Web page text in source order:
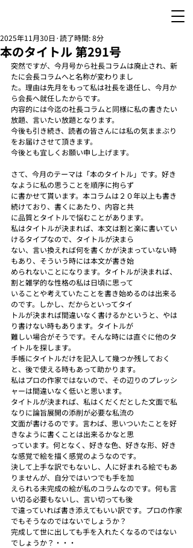
本のタイトル 第291号
2025年11月30日 読了時間: 8分
突然ですが、今月号から社長コラムは廃止され、新
たに会長コラムへと名称が変わりまし
た。理由は先月をもって私は社長を退任し、今月か
ら会長へ就任したからです。
内容的には今迄の社長コラムと同様に私の書きたい
放題、言いたい放題となります。
今後も引き続き、読者の皆さんには私の気ままぶり
をお届けさせて頂きます。
今後とも宜しくお願い申し上げます。
さて、今月のテーマは「本のタイトル」です。好き
なように私の思うことを順序に拘らず
に書かせて貰います。本コラムは２０年以上も書き
続けており、書くにあたり、内容と共
に品質とタイトルで悩むことがあります。
私はタイトルが決まれば、本文は割と楽に書いてい
けるタイプなので、タイトルが決まら
ない、言い換えれば何を書くかが決まっていない時
もあり、そういう時には本文が書き始
められないことになります。タイトルが決まれば、
割と雑学的な性格の私は日頃に思って
いることや考えていたことを書き始めるのは出来る
のです。しかし、だからといってタイ
トルが決まれば間違いなく書けるかというと、やは
り書けない時もあります。タイトルが
難しい場合がそうです。そんな時には直ぐに他のタ
イトルを探します。
手帳にタイトルだけを記入して幾つか残しておく
と、後で使える時もあって助かります。
私はプロの作家ではないので、その辺りのプレッシ
ャーは間違いなく低いと思います。
タイトルが決まれば、私はくだくだとした文面で私
なりに論旨展開の添削が必要な私流の
文面が書けるのです。言わば、思いついたことを好
きなように書くことは出来るかなと思
っています。何となく、好きな色、好きな形、好き
な感覚で絵を描く感覚のようなのです。
決して上手な訳でもないし、人に好まれる絵でもあ
りませんが、自分ではいつでも手を加
えられる未完成の絵が私のコラムなのです。何も言
い切る必要もないし、言い切っても後
で違っていれば書き添えてもいい訳です。プロの作家
でもそうなのではないでしょうか？
完成して世に出しても手を入れたくなるのではない
でしょうか？・・・